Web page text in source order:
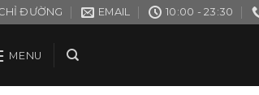
ĐƯỜNG EMAIL 10:00 - 23:30
MENU